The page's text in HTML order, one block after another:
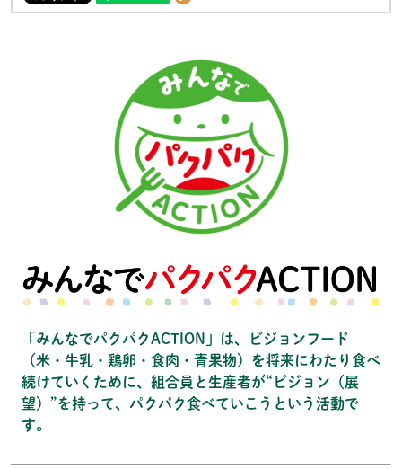
「みんなでパクパクACTION」は、ビジョンフード
（米・牛乳・鶏卵・食肉・青果物）を将来にわたり食べ
続けていくために、組合員と生産者が“ビジョン（展
望）”を持って、パクパク食べていこうという活動で
す。